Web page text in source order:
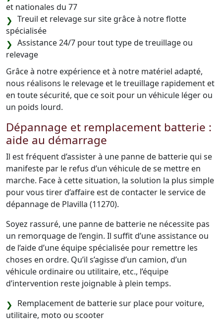
et nationales du 77
Treuil et relevage sur site grâce à notre flotte
spécialisée
Assistance 24/7 pour tout type de treuillage ou
relevage
Grâce à notre expérience et à notre matériel adapté,
nous réalisons le relevage et le treuillage rapidement et
en toute sécurité, que ce soit pour un véhicule léger ou
un poids lourd.
Dépannage et remplacement batterie :
aide au démarrage
Il est fréquent d’assister à une panne de batterie qui se
manifeste par le refus d’un véhicule de se mettre en
marche. Face à cette situation, la solution la plus simple
pour vous tirer d’affaire est de contacter le service de
dépannage de Plavilla (11270).
Soyez rassuré, une panne de batterie ne nécessite pas
un remorquage de l’engin. Il suffit d’une assistance ou
de l’aide d’une équipe spécialisée pour remettre les
choses en ordre. Qu’il s’agisse d’un camion, d’un
véhicule ordinaire ou utilitaire, etc., l’équipe
d’intervention reste joignable à plein temps.
Remplacement de batterie sur place pour voiture,
utilitaire, moto ou scooter